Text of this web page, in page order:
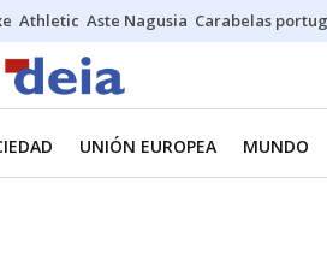
Athletic Aste Nagusia Carabelas
UNIÓN EUROPEA MUNDO